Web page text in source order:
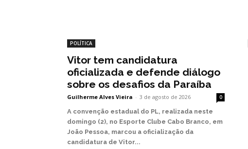
POLÍTICA
Vitor tem candidatura
oficializada e defende diálogo
sobre os desafios da Paraíba
Guilherme Alves Vieira - 3 de agosto de 2026 0
A convenção estadual do PL, realizada neste
domingo (2), no Esporte Clube Cabo Branco, em
João Pessoa, marcou a oficialização da
candidatura de Vitor...